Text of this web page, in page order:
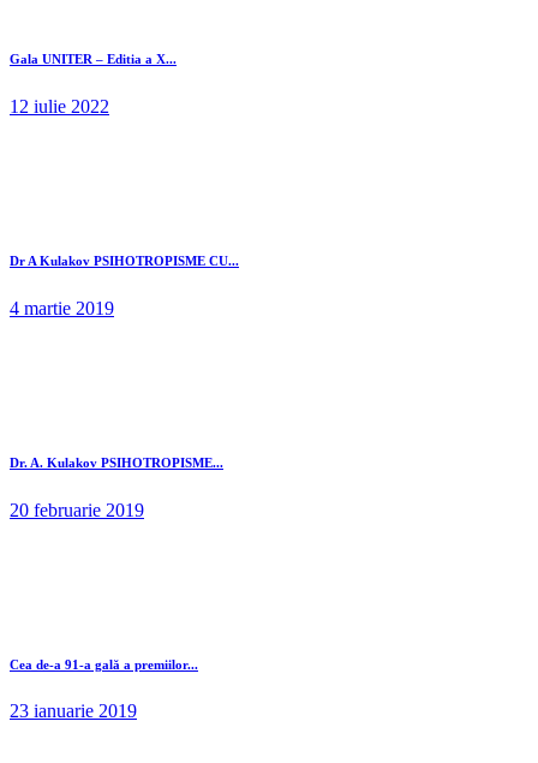
Gala UNITER – Editia a X...
12 iulie 2022
Dr A Kulakov PSIHOTROPISME CU...
4 martie 2019
Dr. A. Kulakov PSIHOTROPISME...
20 februarie 2019
Cea de-a 91-a gală a premiilor...
23 ianuarie 2019